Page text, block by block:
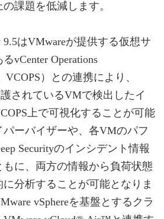
課題を低減します。
9.5はVMwareが提供する仮想サ
vCenter Operations
VCOPS）との連携により、
されているVMで検出したイ
上で可視化することが可能
ーバイザーや、各VMのパフ
Securityのインシデント情報
に、両方の情報から負荷状態
分析することが可能となりま
vSphereを基盤とするクラ